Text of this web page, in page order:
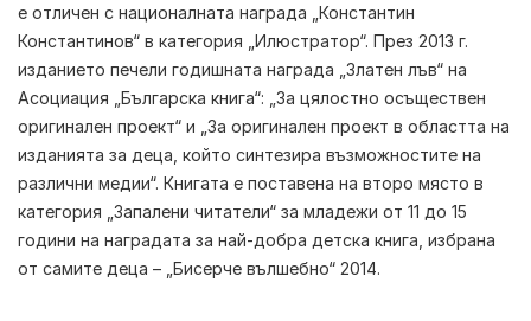
е отличен с националната награда „Константин
Константинов“ в категория „Илюстратор“. През 2013 г.
изданието печели годишната награда „Златен лъв“ на
Асоциация „Българска книга“: „За цялостно осъществен
оригинален проект“ и „За оригинален проект в областта на
изданията за деца, който синтезира възможностите на
различни медии“. Книгата е поставена на второ място в
категория „Запалени читатели“ за младежи от 11 до 15
години на наградата за най-добра детска книга, избрана
от самите деца – „Бисерче вълшебно“ 2014.